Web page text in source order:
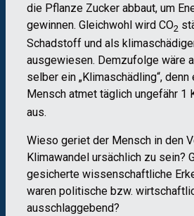
die Pflanze Zucker abbaut, um
gewinnen. Gleichwohl wird CO2
Schadstoff und als
ausgewiesen. Demzufolge wäre
selber ein „Klimaschädling“,
Mensch atmet täglich ungefähr 1
aus.
Wieso geriet der Mensch in den
Klimawandel ursächlich zu sein?
gesicherte wissenschaftliche
waren politische bzw.
ausschlaggebend?